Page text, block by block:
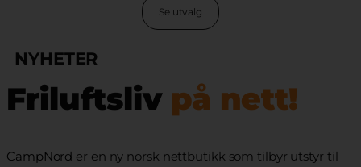
Se utvalg
NYHETER
Friluftsliv på nett!
CampNord er en ny norsk nettbutikk som tilbyr utstyr til